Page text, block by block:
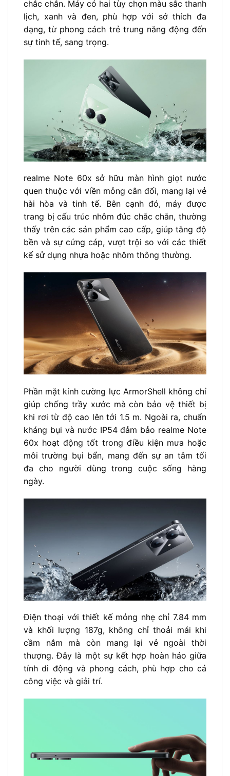
chắc chắn. Máy có hai tùy chọn màu sắc thanh
lịch, xanh và đen, phù hợp với sở thích đa
dạng, từ phong cách trẻ trung năng động đến
sự tinh tế, sang trọng.
realme Note 60x sở hữu màn hình giọt nước
quen thuộc với viền mỏng cân đối, mang lại vẻ
hài hòa và tinh tế. Bên cạnh đó, máy được
trang bị cấu trúc nhôm đúc chắc chắn, thường
thấy trên các sản phẩm cao cấp, giúp tăng độ
bền và sự cứng cáp, vượt trội so với các thiết
kế sử dụng nhựa hoặc nhôm thông thường.
Phần mặt kính cường lực ArmorShell không chỉ
giúp chống trầy xước mà còn bảo vệ thiết bị
khi rơi từ độ cao lên tới 1.5 m. Ngoài ra, chuẩn
kháng bụi và nước IP54 đảm bảo realme Note
60x hoạt động tốt trong điều kiện mưa hoặc
môi trường bụi bẩn, mang đến sự an tâm tối
đa cho người dùng trong cuộc sống hàng
ngày.
Điện thoại với thiết kế mỏng nhẹ chỉ 7.84 mm
và khối lượng 187g, không chỉ thoải mái khi
cầm nắm mà còn mang lại vẻ ngoài thời
thượng. Đây là một sự kết hợp hoàn hảo giữa
tính di động và phong cách, phù hợp cho cả
công việc và giải trí.